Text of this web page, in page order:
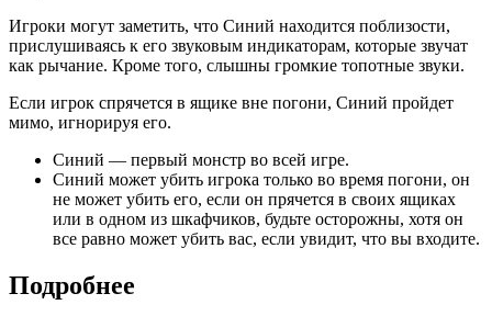
Игроки могут заметить, что Синий находится поблизости,
прислушиваясь к его звуковым индикаторам, которые звучат
как рычание. Кроме того, слышны громкие топотные звуки.
Если игрок спрячется в ящике вне погони, Синий пройдет
мимо, игнорируя его.
Синий — первый монстр во всей игре.
Синий может убить игрока только во время погони, он
не может убить его, если он прячется в своих ящиках
или в одном из шкафчиков, будьте осторожны, хотя он
все равно может убить вас, если увидит, что вы входите.
Подробнее